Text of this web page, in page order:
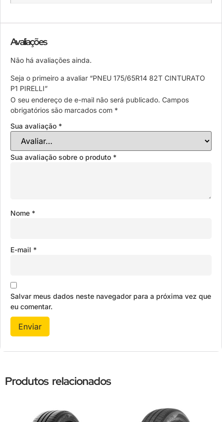
Avaliações
Não há avaliações ainda.
Seja o primeiro a avaliar “PNEU 175/65R14 82T CINTURATO
P1 PIRELLI”
O seu endereço de e-mail não será publicado. Campos
obrigatórios são marcados com *
Sua avaliação *
Sua avaliação sobre o produto *
Nome *
E-mail *
Salvar meus dados neste navegador para a próxima vez que
eu comentar.
Produtos relacionados